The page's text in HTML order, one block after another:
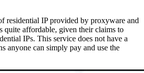
residential IP provided by proxyware and
quite affordable, given their claims to
IPs. This service does not have a
anyone can simply pay and use the